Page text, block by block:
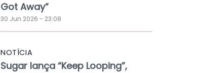
Got Away”
30 Jun 2026 - 23:08
NOTÍCIA
Sugar lança “Keep Looping”,